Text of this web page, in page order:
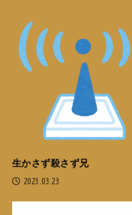
生かさず殺さず兄
2023.03.23